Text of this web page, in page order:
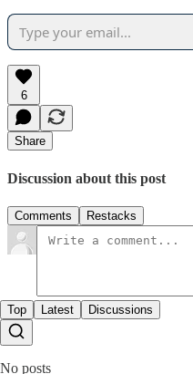
6
Share
Discussion about this post
Comments Restacks
Top Latest Discussions
No posts